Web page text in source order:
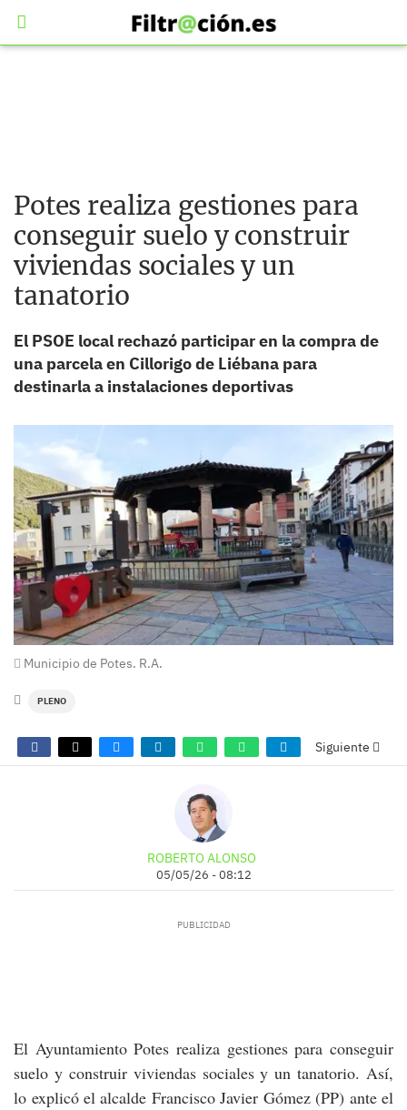
Potes realiza gestiones para
conseguir suelo y construir
viviendas sociales y un
tanatorio
El PSOE local rechazó participar en la compra de
una parcela en Cillorigo de Liébana para
destinarla a instalaciones deportivas
Municipio de Potes. R.A.
PLENO
Siguiente
ROBERTO ALONSO
05/05/26 - 08:12
El Ayuntamiento Potes realiza gestiones para conseguir
suelo y construir viviendas sociales y un tanatorio. Así,
lo explicó el alcalde Francisco Javier Gómez (PP) ante el